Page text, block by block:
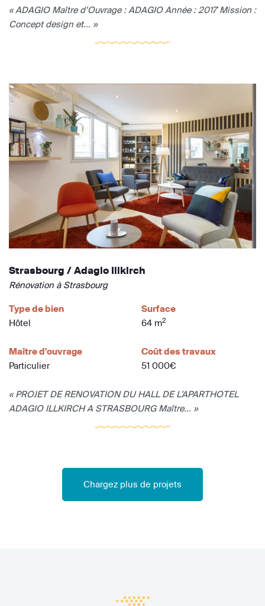
« ADAGIO Maître d’Ouvrage : ADAGIO Année : 2017 Mission :
Concept design et... »
Strasbourg / Adagio Illkirch
Rénovation à Strasbourg
Type de bien
Hôtel
Surface
64 m2
Maître d'ouvrage
Particulier
Coût des travaux
51 000€
« PROJET DE RENOVATION DU HALL DE L’APARTHOTEL
ADAGIO ILLKIRCH A STRASBOURG Maître... »
Chargez plus de projets